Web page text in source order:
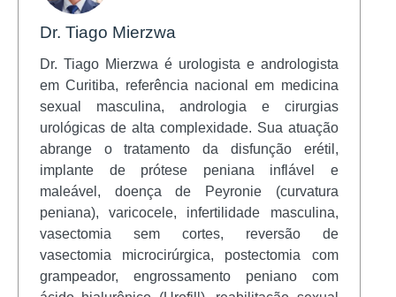
Dr. Tiago Mierzwa
Dr. Tiago Mierzwa é urologista e andrologista
em Curitiba, referência nacional em medicina
sexual masculina, andrologia e cirurgias
urológicas de alta complexidade. Sua atuação
abrange o tratamento da disfunção erétil,
implante de prótese peniana inflável e
maleável, doença de Peyronie (curvatura
peniana), varicocele, infertilidade masculina,
vasectomia sem cortes, reversão de
vasectomia microcirúrgica, postectomia com
grampeador, engrossamento peniano com